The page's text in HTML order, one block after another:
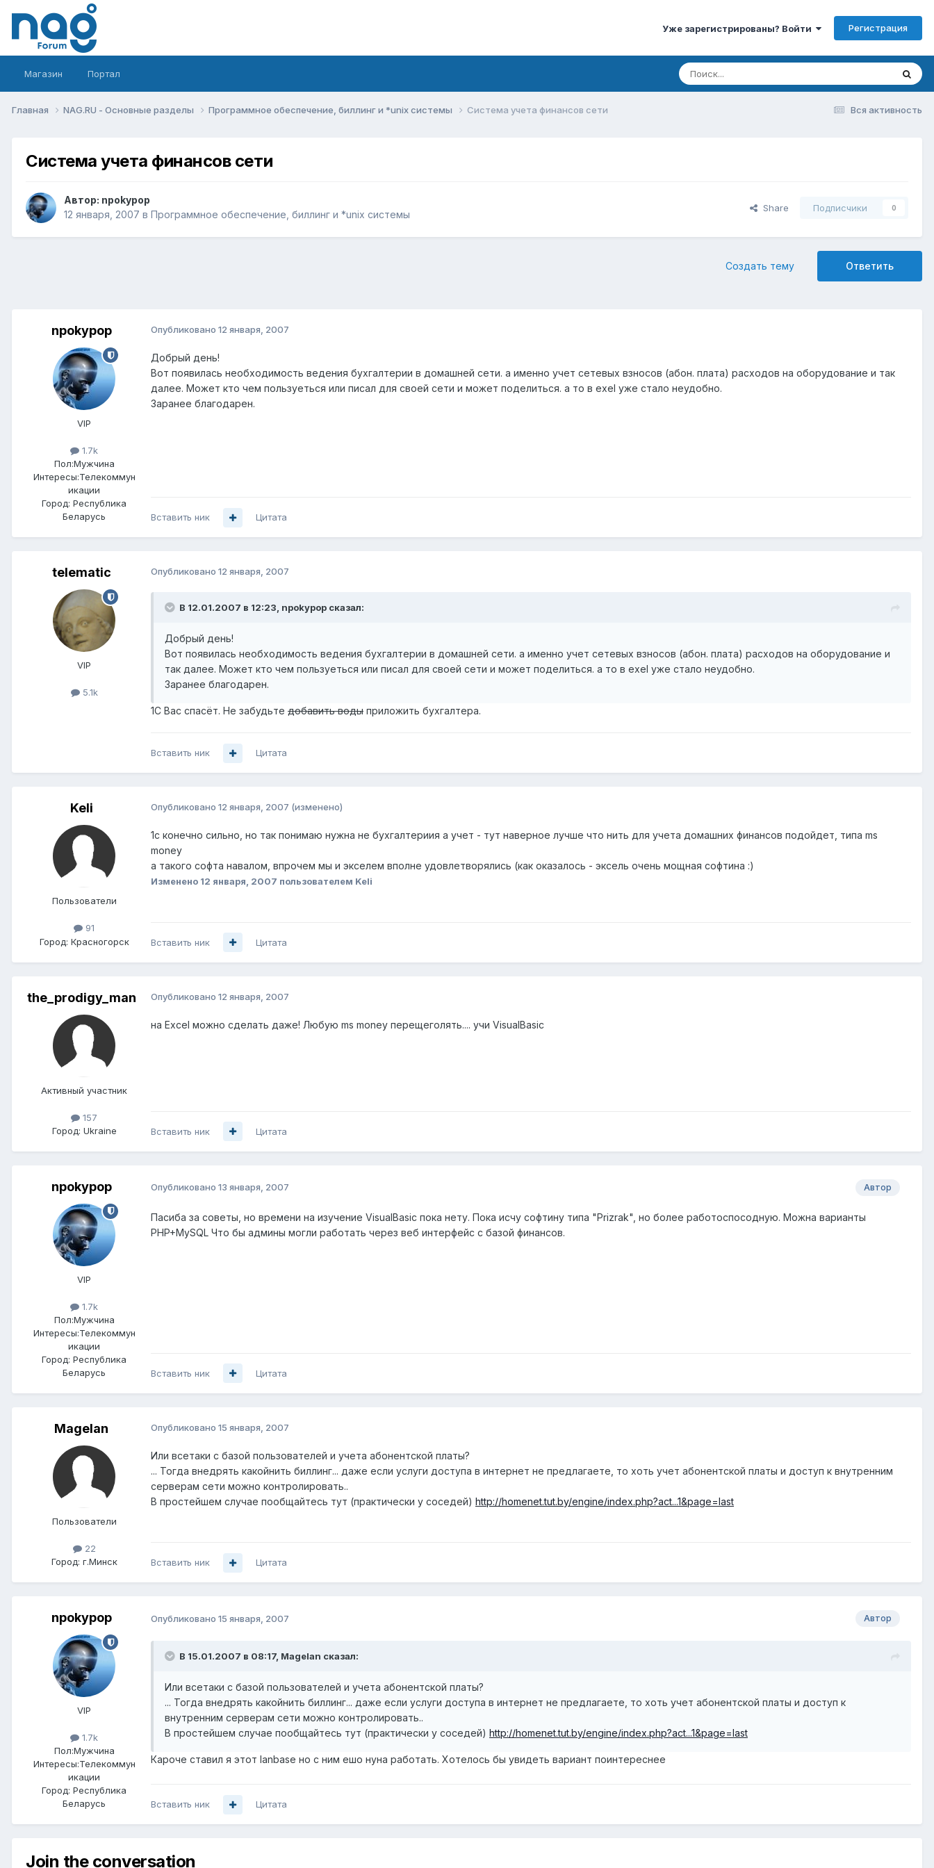
Уже зарегистрированы? Войти Регистрация
Магазин Портал
Вся активность
Главная NAG.RU - Основные разделы Программное обеспечение, биллинг и *unix системы Система учета финансов сети
Система учета финансов сети
Автор: npokypop
12 января, 2007 в Программное обеспечение, биллинг и *unix системы
Share Подписчики 0
Ответить
Создать тему
npokypop
VIP
1.7k
Пол:Мужчина
Интересы:Телекоммун
икации
Город: Республика
Беларусь
Опубликовано 12 января, 2007
Добрый день!
Вот появилась необходимость ведения бухгалтерии в домашней сети. а именно учет сетевых взносов (абон. плата) расходов на оборудование и так
далее. Может кто чем пользуеться или писал для своей сети и может поделиться. а то в exel уже стало неудобно.
Заранее благодарен.
Вставить ник Цитата
telematic
VIP
5.1k
Опубликовано 12 января, 2007
В 12.01.2007 в 12:23, npokypop сказал:
Добрый день!
Вот появилась необходимость ведения бухгалтерии в домашней сети. а именно учет сетевых взносов (абон. плата) расходов на оборудование и
так далее. Может кто чем пользуеться или писал для своей сети и может поделиться. а то в exel уже стало неудобно.
Заранее благодарен.
1С Вас спасёт. Не забудьте добавить воды приложить бухгалтера.
Вставить ник Цитата
Keli
Пользователи
91
Город: Красногорск
Опубликовано 12 января, 2007 (изменено)
1с конечно сильно, но так понимаю нужна не бухгалтериия а учет - тут наверное лучше что нить для учета домашних финансов подойдет, типа ms
money
а такого софта навалом, впрочем мы и экселем вполне удовлетворялись (как оказалось - эксель очень мощная софтина :)
Изменено 12 января, 2007 пользователем Keli
Вставить ник Цитата
the_prodigy_man
Активный участник
157
Город: Ukraine
Опубликовано 12 января, 2007
на Excel можно сделать даже! Любую ms money перещеголять.... учи VisualBasic
Вставить ник Цитата
npokypop
VIP
1.7k
Пол:Мужчина
Интересы:Телекоммун
икации
Город: Республика
Беларусь
Автор
Опубликовано 13 января, 2007
Пасиба за советы, но времени на изучение VisualBasic пока нету. Пока исчу софтину типа "Prizrak", но более работоспосодную. Можна варианты
PHP+MySQL Что бы админы могли работать через веб интерфейс с базой финансов.
Вставить ник Цитата
Magelan
Пользователи
22
Город: г.Минск
Опубликовано 15 января, 2007
Или всетаки с базой пользователей и учета абонентской платы?
... Тогда внедрять какойнить биллинг... даже если услуги доступа в интернет не предлагаете, то хоть учет абонентской платы и доступ к внутренним
серверам сети можно контролировать..
В простейшем случае пообщайтесь тут (практически у соседей) http://homenet.tut.by/engine/index.php?act...1&page=last
Вставить ник Цитата
npokypop
VIP
1.7k
Пол:Мужчина
Интересы:Телекоммун
икации
Город: Республика
Беларусь
Автор
Опубликовано 15 января, 2007
В 15.01.2007 в 08:17, Magelan сказал:
Или всетаки с базой пользователей и учета абонентской платы?
... Тогда внедрять какойнить биллинг... даже если услуги доступа в интернет не предлагаете, то хоть учет абонентской платы и доступ к
внутренним серверам сети можно контролировать..
В простейшем случае пообщайтесь тут (практически у соседей) http://homenet.tut.by/engine/index.php?act...1&page=last
Кароче ставил я этот lanbase но с ним ешо нуна работать. Хотелось бы увидеть вариант поинтереснее
Вставить ник Цитата
Join the conversation